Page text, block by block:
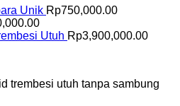
Unik Rp750,000.00
Utuh Rp3,900,000.00
trembesi utuh tanpa sambung